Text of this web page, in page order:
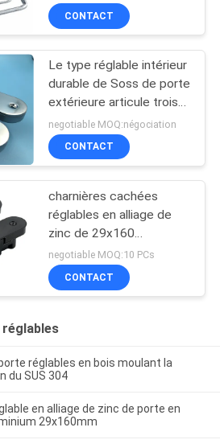
CONTACT
Le type réglable intérieur
durable de Soss de porte
extérieure articule trois
Demension
negotiable MOQ:négociation
CONTACT
charnières cachées
réglables en alliage de
zinc de 29x160
millimètre pour la porte
en bois en métal
negotiable MOQ:10 PCs
CONTACT
réglables
réglables en bois moulant la
du SUS 304
en alliage de zinc de porte en
29x160mm